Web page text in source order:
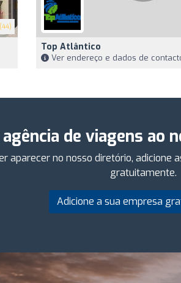
(44)
Top Atlântico
Ver endereço e dados de
agência de viagens
aparecer no nosso diretório,
gratuitamente.
Adicione a sua empresa